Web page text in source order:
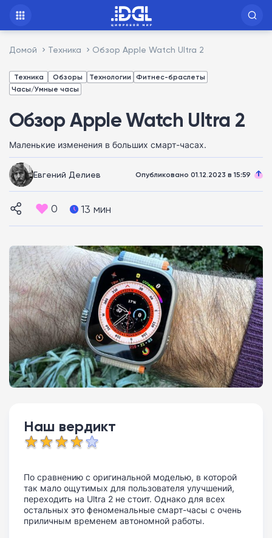
Домой Техника Обзор Apple Watch Ultra 2
Техника Обзоры Технологии Фитнес-браслеты
Часы/Умные часы
Обзор Apple Watch Ultra 2
Маленькие изменения в больших смарт-часах.
Евгений Делиев Опубликовано 01.12.2023 в 15:59
0 13 мин
Наш вердикт
По сравнению с оригинальной моделью, в которой
так мало ощутимых для пользователя улучшений,
переходить на Ultra 2 не стоит. Однако для всех
остальных это феноменальные смарт-часы с очень
приличным временем автономной работы.